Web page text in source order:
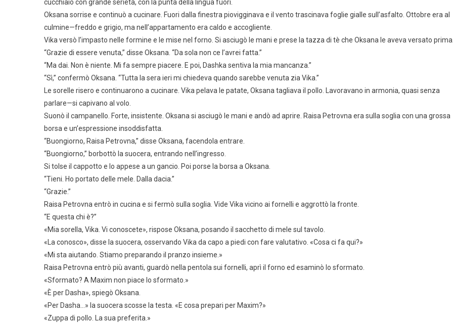
cucchiaio con grande serietà, con la punta della lingua fuori.
Oksana sorrise e continuò a cucinare. Fuori dalla finestra piovigginava e il vento trascinava foglie gialle sull’asfalto. Ottobre era al
culmine—freddo e grigio, ma nell’appartamento era caldo e accogliente.
Vika versò l’impasto nelle formine e le mise nel forno. Si asciugò le mani e prese la tazza di tè che Oksana le aveva versato prima.
“Grazie di essere venuta,” disse Oksana. “Da sola non ce l’avrei fatta.”
“Ma dai. Non è niente. Mi fa sempre piacere. E poi, Dashka sentiva la mia mancanza.”
“Sì,” confermò Oksana. “Tutta la sera ieri mi chiedeva quando sarebbe venuta zia Vika.”
Le sorelle risero e continuarono a cucinare. Vika pelava le patate, Oksana tagliava il pollo. Lavoravano in armonia, quasi senza
parlare—si capivano al volo.
Suonò il campanello. Forte, insistente. Oksana si asciugò le mani e andò ad aprire. Raisa Petrovna era sulla soglia con una grossa
borsa e un’espressione insoddisfatta.
“Buongiorno, Raisa Petrovna,” disse Oksana, facendola entrare.
“Buongiorno,” borbottò la suocera, entrando nell’ingresso.
Si tolse il cappotto e lo appese a un gancio. Poi porse la borsa a Oksana.
“Tieni. Ho portato delle mele. Dalla dacia.”
“Grazie.”
Raisa Petrovna entrò in cucina e si fermò sulla soglia. Vide Vika vicino ai fornelli e aggrottò la fronte.
“E questa chi è?”
«Mia sorella, Vika. Vi conoscete», rispose Oksana, posando il sacchetto di mele sul tavolo.
«La conosco», disse la suocera, osservando Vika da capo a piedi con fare valutativo. «Cosa ci fa qui?»
«Mi sta aiutando. Stiamo preparando il pranzo insieme.»
Raisa Petrovna entrò più avanti, guardò nella pentola sui fornelli, aprì il forno ed esaminò lo sformato.
«Sformato? A Maxim non piace lo sformato.»
«È per Dasha», spiegò Oksana.
«Per Dasha…» la suocera scosse la testa. «E cosa prepari per Maxim?»
«Zuppa di pollo. La sua preferita.»